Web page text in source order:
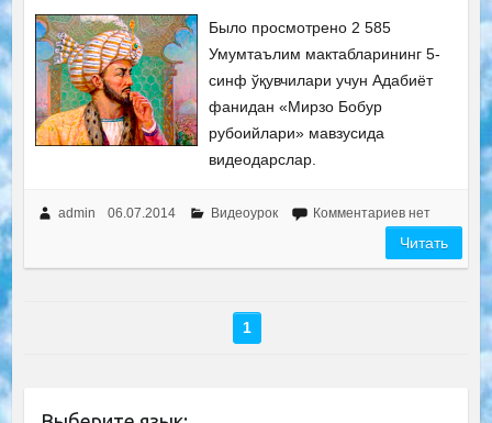
Было просмотрено 2 585
Умумтаълим мактабларининг 5-
синф ўқувчилари учун Адабиёт
фанидан «Мирзо Бобур
рубоийлари» мавзусида
видеодарслар.
admin 06.07.2014 Видеоурок Комментариев нет
Читать
1